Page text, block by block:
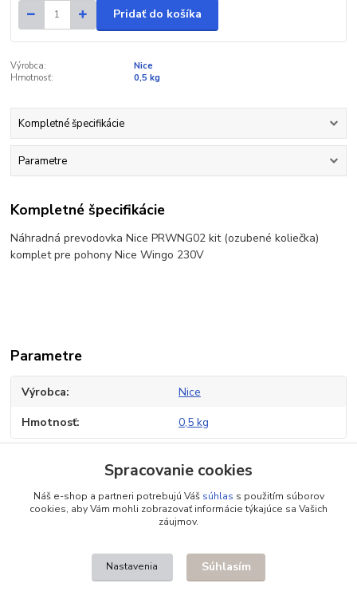
Pridať do košíka
Výrobca:
Nice
Hmotnosť:
0,5 kg
Kompletné špecifikácie
Parametre
Kompletné špecifikácie
Náhradná prevodovka Nice PRWNG02 kit (ozubené koliečka)
komplet pre pohony Nice Wingo 230V
Parametre
Výrobca Nice
Hmotnosť 0,5 kg
Tovar zaradený v kategóriách
Náhradné diely
Spracovanie cookies
Náš e-shop a partneri potrebujú Váš súhlas s použitím súborov
cookies, aby Vám mohli zobrazovať informácie týkajúce sa Vašich
záujmov.
Nastavenia Súhlasím